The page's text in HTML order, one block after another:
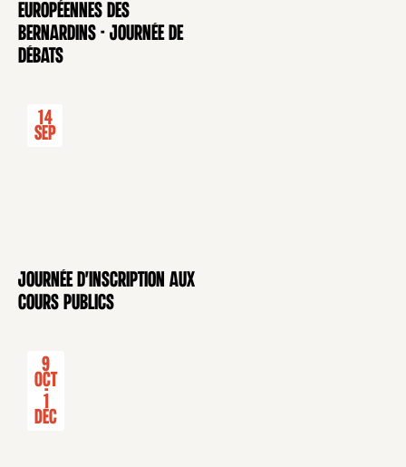
européennes des
Bernardins - Journée de
débats
CONFÉRENCE
14
Sep
Journée d'inscription aux
cours publics
9
Oct
-
1
Déc